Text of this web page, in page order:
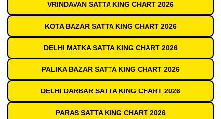
VRINDAVAN SATTA KING CHART 2026
KOTA BAZAR SATTA KING CHART 2026
DELHI MATKA SATTA KING CHART 2026
PALIKA BAZAR SATTA KING CHART 2026
DELHI DARBAR SATTA KING CHART 2026
PARAS SATTA KING CHART 2026